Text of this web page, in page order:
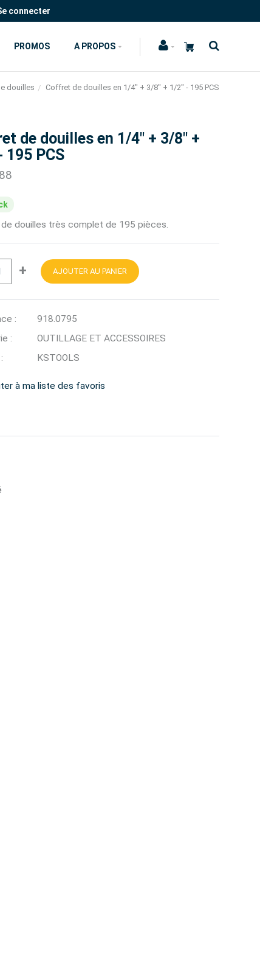
connecter
PROMOS A PROPOS
douilles Coffret de douilles en 1/4" + 3/8" + 1/2" - 195 PCS
de douilles en 1/4" + 3/8" +
195 PCS
douilles très complet de 195 pièces.
+ AJOUTER AU PANIER
:
918.0795
:
OUTILLAGE ET ACCESSOIRES
KSTOOLS
à ma liste des favoris